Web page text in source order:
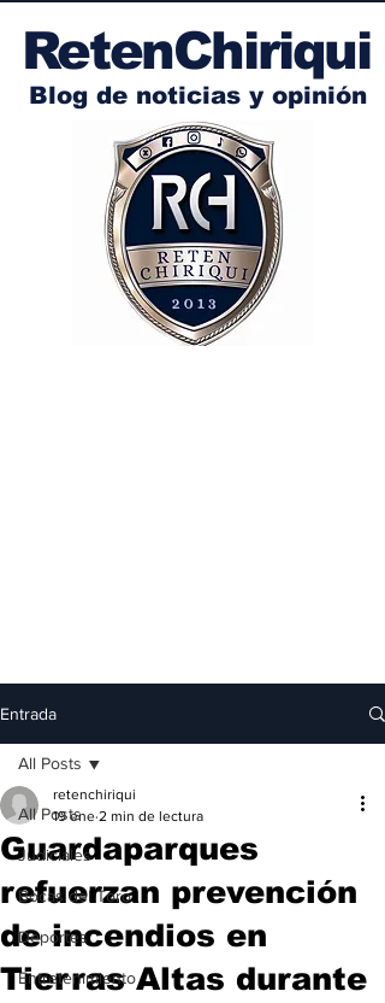
RetenChiriqui
Blog de noticias y opinión
Entrada
All Posts
Judiciales
Bocas del Toro
Deportes
Entretenimiento
All Posts
Guardaparques
refuerzan prevención
de incendios en
Tierras Altas durante
retenchiriqui
19 ene 2 min de lectura